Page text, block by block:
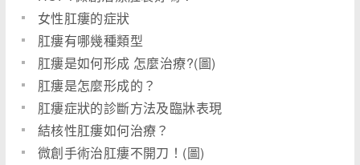
女性肛瘻的症狀
肛瘻有哪幾種類型
肛瘻是如何形成 怎麼治療?(圖)
肛瘻是怎麼形成的？
肛瘻症狀的診斷方法及臨牀表現
結核性肛瘻如何治療？
微創手術治肛瘻不開刀！(圖)